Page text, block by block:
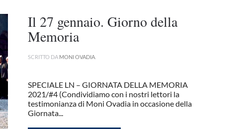
Il 27 gennaio. Giorno della
Memoria
SCRITTO DA MONI OVADIA.
SPECIALE LN – GIORNATA DELLA MEMORIA
2021/#4 (Condividiamo con i nostri lettori la
testimonianza di Moni Ovadia in occasione della
Giornata...